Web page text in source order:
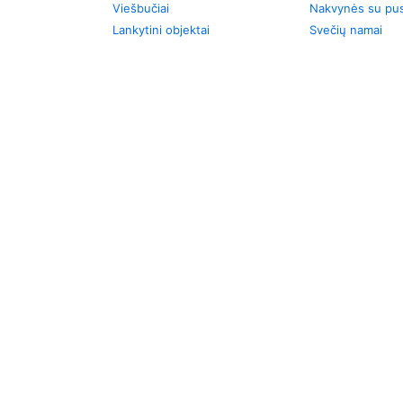
Viešbučiai
Lankytini objektai
Nakvynės su
Svečių namai